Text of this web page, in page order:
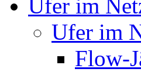
Ufer im
Ufer im
Flow-